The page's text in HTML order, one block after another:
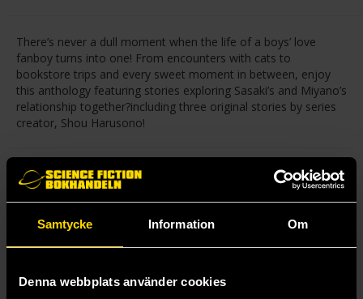
Samtycke Information Om
Denna webbplats använder cookies
There’s never a dull moment when the life of a boys’ love
fanboy turns into one! From encounters with cats to
bookstore trips and every sweet moment in between, enjoy
this anthology featuring stories exploring Sasaki’s and Miyano’s
relationship together?including three original stories by series
creator, Shou Harusono!
Mer från Syou Harusono